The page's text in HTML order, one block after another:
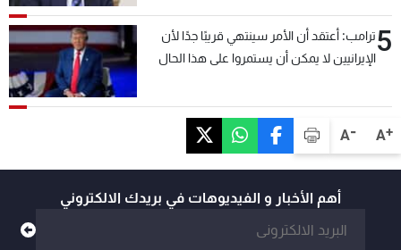
A+
A-
5ترامب: أعتقد أن الأمر سينتهي قريبًا جدًا لأن
الإيرانيين لا يمكن أن يستمروا على هذا الحال
أهم الأخبار و الفيديوهات في بريدك الالكتروني